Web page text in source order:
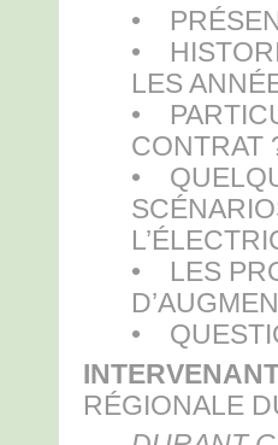
•
•
LES
•
CONTRAT
•
• LES
•
RÉGIONALE